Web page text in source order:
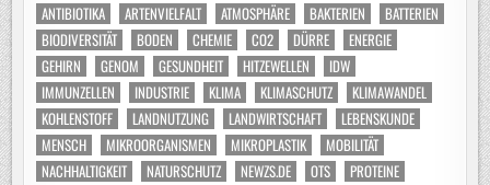
ANTIBIOTIKA ARTENVIELFALT ATMOSPHÄRE BAKTERIEN
BATTERIEN
BIODIVERSITÄT
BODEN CHEMIE CO2 DÜRRE
ENERGIE
GEHIRN
GENOM GESUNDHEIT HITZEWELLEN
IDW
IMMUNZELLEN
INDUSTRIE KLIMA KLIMASCHUTZ
KLIMAWANDEL
KOHLENSTOFF
LANDNUTZUNG LANDWIRTSCHAFT
LEBENSKUNDE
MENSCH
MIKROORGANISMEN MIKROPLASTIK
MOBILITÄT
NACHHALTIGKEIT
NATURSCHUTZ NEWZS.DE OTS
PROTEINE